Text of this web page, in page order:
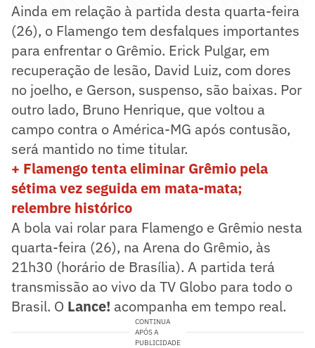
Ainda em relação à partida desta quarta-feira
(26), o Flamengo tem desfalques importantes
para enfrentar o Grêmio. Erick Pulgar, em
recuperação de lesão, David Luiz, com dores
no joelho, e Gerson, suspenso, são baixas. Por
outro lado, Bruno Henrique, que voltou a
campo contra o América-MG após contusão,
será mantido no time titular.
+ Flamengo tenta eliminar Grêmio pela
sétima vez seguida em mata-mata;
relembre histórico
A bola vai rolar para Flamengo e Grêmio nesta
quarta-feira (26), na Arena do Grêmio, às
21h30 (horário de Brasília). A partida terá
transmissão ao vivo da TV Globo para todo o
Brasil. O Lance! acompanha em tempo real.
CONTINUA
APÓS A
PUBLICIDADE